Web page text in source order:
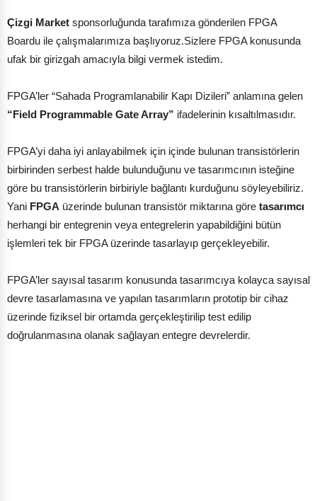
Çizgi Market sponsorluğunda tarafımıza gönderilen FPGA
Boardu ile çalışmalarımıza başlıyoruz.Sizlere FPGA konusunda
ufak bir girizgah amacıyla bilgi vermek istedim.
FPGA’ler “Sahada Programlanabilir Kapı Dizileri” anlamına gelen
“Field Programmable Gate Array” ifadelerinin kısaltılmasıdır.
FPGA’yi daha iyi anlayabilmek için içinde bulunan transistörlerin
birbirinden serbest halde bulunduğunu ve tasarımcının isteğine
göre bu transistörlerin birbiriyle bağlantı kurduğunu söyleyebiliriz.
Yani FPGA üzerinde bulunan transistör miktarına göre tasarımcı
herhangi bir entegrenin veya entegrelerin yapabildiğini bütün
işlemleri tek bir FPGA üzerinde tasarlayıp gerçekleyebilir.
FPGA’ler sayısal tasarım konusunda tasarımcıya kolayca sayısal
devre tasarlamasına ve yapılan tasarımların prototip bir cihaz
üzerinde fiziksel bir ortamda gerçekleştirilip test edilip
doğrulanmasına olanak sağlayan entegre devrelerdir.